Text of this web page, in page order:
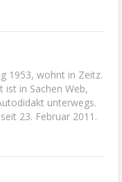
1953, wohnt in Zeitz.
ist in Sachen Web,
unterwegs.
23. Februar 2011.